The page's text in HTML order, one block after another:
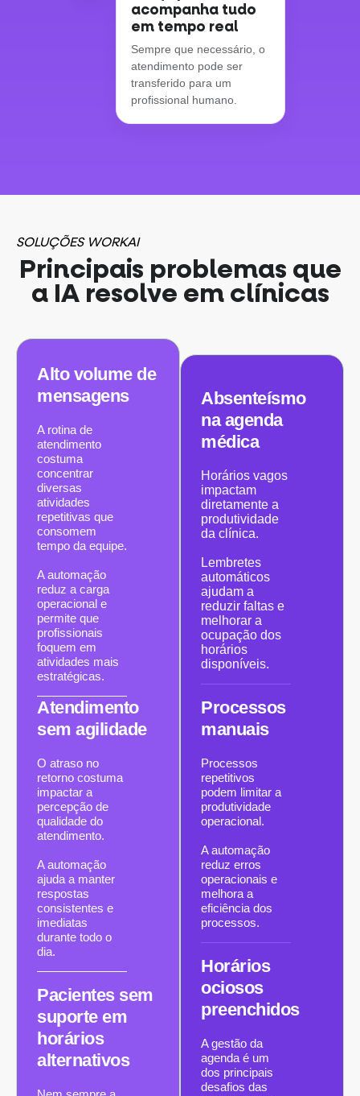
acompanha tudo
em tempo real
Sempre que necessário, o
atendimento pode ser
transferido para um
profissional humano.
SOLUÇÕES WORKAI
Principais problemas que
a IA resolve em clínicas
Alto volume de
mensagens
A rotina de
atendimento
costuma
concentrar
diversas
atividades
repetitivas que
consomem
tempo da equipe.
A automação
reduz a carga
operacional e
permite que
profissionais
foquem em
atividades mais
estratégicas.
Atendimento
sem agilidade
O atraso no
retorno costuma
impactar a
percepção de
qualidade do
atendimento.
A automação
ajuda a manter
respostas
consistentes e
imediatas
durante todo o
dia.
Pacientes sem
suporte em
horários
alternativos
Absenteísmo
na agenda
médica
Horários vagos
impactam
diretamente a
produtividade
da clínica.
Lembretes
automáticos
ajudam a
reduzir faltas e
melhorar a
ocupação dos
horários
disponíveis.
Processos
manuais
Processos
repetitivos
podem limitar a
produtividade
operacional.
A automação
reduz erros
operacionais e
melhora a
eficiência dos
processos.
Horários
ociosos
preenchidos
A gestão da
agenda é um
dos principais
desafios das